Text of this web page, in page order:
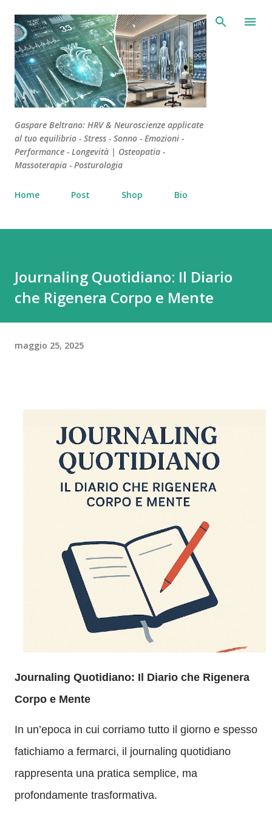
Passa ai contenuti principali
Gaspare Beltrano: HRV & Neuroscienze applicate
al tuo equilibrio - Stress - Sonno - Emozioni -
Performance - Longevità | Osteopatia -
Massoterapia - Posturologia
Home Post Shop Bio
Journaling Quotidiano: Il Diario
che Rigenera Corpo e Mente
maggio 25, 2025
Journaling Quotidiano: Il Diario che Rigenera
Corpo e Mente
In un’epoca in cui corriamo tutto il giorno e spesso
fatichiamo a fermarci, il journaling quotidiano
rappresenta una pratica semplice, ma
profondamente trasformativa.